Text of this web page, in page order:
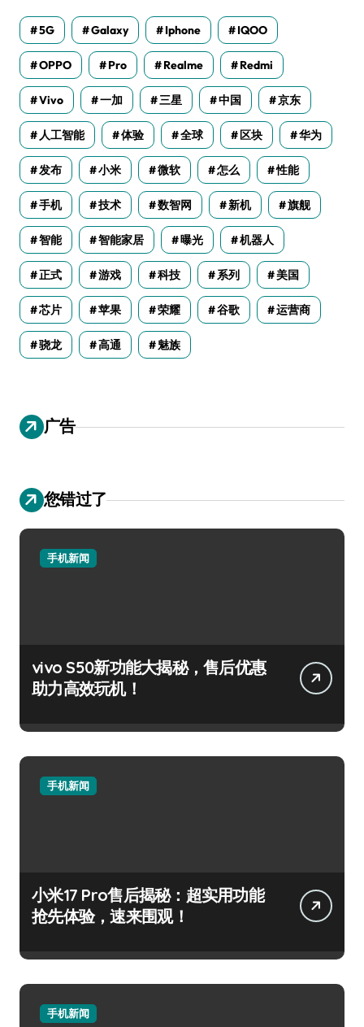
5G Galaxy Iphone IQOO
OPPO Pro Realme Redmi
Vivo 一加 三星 中国 京东
人工智能 体验 全球 区块 华为
发布 小米 微软 怎么 性能
手机 技术 数智网 新机 旗舰
智能 智能家居 曝光 机器人
正式 游戏 科技 系列 美国
芯片 苹果 荣耀 谷歌 运营商
骁龙 高通 魅族
广告
您错过了
手机新闻
vivo S50新功能大揭秘，售后优惠
助力高效玩机！
手机新闻
小米17 Pro售后揭秘：超实用功能
抢先体验，速来围观！
手机新闻